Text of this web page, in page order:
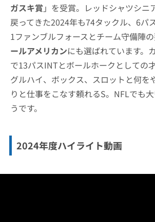
ガスキ賞 」を受賞。レッドシャツシニ
戻ってきた2024年も74タックル、6パ
1ファンブルフォースとチーム守備陣の
ールアメリカンにも選ばれています。
で13パスINTとボールホークとしての
グルハイ、ボックス、スロットと何を
りと仕事をこなす頼れるS。NFLでも
うです。
2024年度ハイライト動画